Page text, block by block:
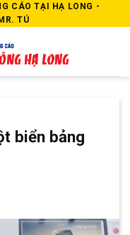
CÁO TẠI HẠ LONG -
TÚ
biển bảng